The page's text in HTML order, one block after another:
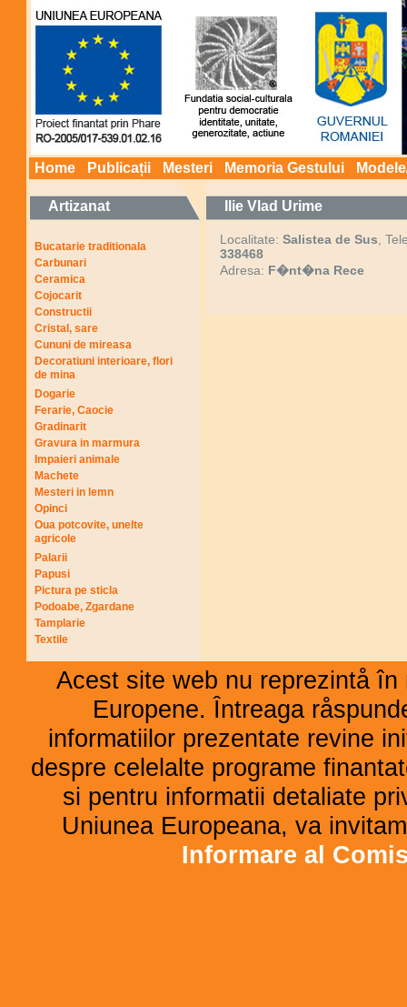
Home Publicații Mesteri Memoria Gestului
Artizanat
Bucatarie traditionala
Carbunari
Ceramica
Cojocarit
Constructii
Cristal, sare
Cununi de mireasa
Decoratiuni interioare, flori
de mina
Dogarie
Ferarie, Caocie
Gradinarit
Gravura in marmura
Impaieri animale
Machete
Mesteri in lemn
Opinci
Oua potcovite, unelte
agricole
Palarii
Papusi
Pictura pe sticla
Podoabe, Zgardane
Tamplarie
Textile
Ilie Vlad Urime
Localitate: Salistea de Sus ,
338468
Adresa: F�nt�na Rece
Acest site web nu reprezintå
Europene. Întreaga
informatiilor prezentate revine
despre celelalte programe
si pentru informatii detaliate
Uniunea Europeana, va
Informare al